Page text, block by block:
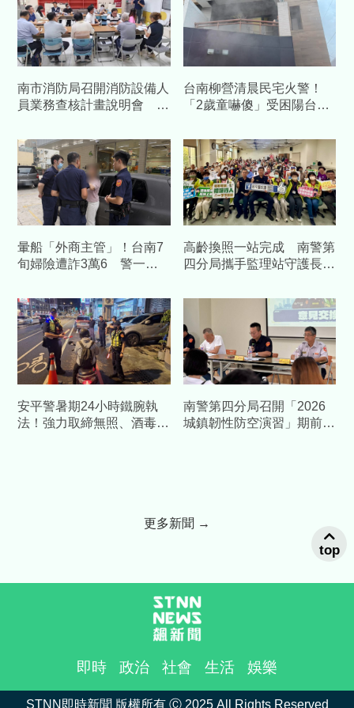
南市消防局召開消防設備人
員業務查核計畫說明會 強
品質
台南柳營清晨民宅火警！
「2歲童嚇傻」受困陽台
暈船「外商主管」！台南7
旬婦險遭詐3萬6 警一通
高齡換照一站完成 南警第
四分局攜手監理站守護長者
安平警暑期24小時鐵腕執
法！強力取締無照、酒毒駕
南警第四分局召開「2026
城鎮韌性防空演習」期前協
更多新聞 →
即時 政治 社會 生活 娛樂
STNN即時新聞 版權所有 Ⓒ 2025 All Rights Reserved
top